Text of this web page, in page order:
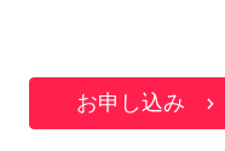
お申し込み